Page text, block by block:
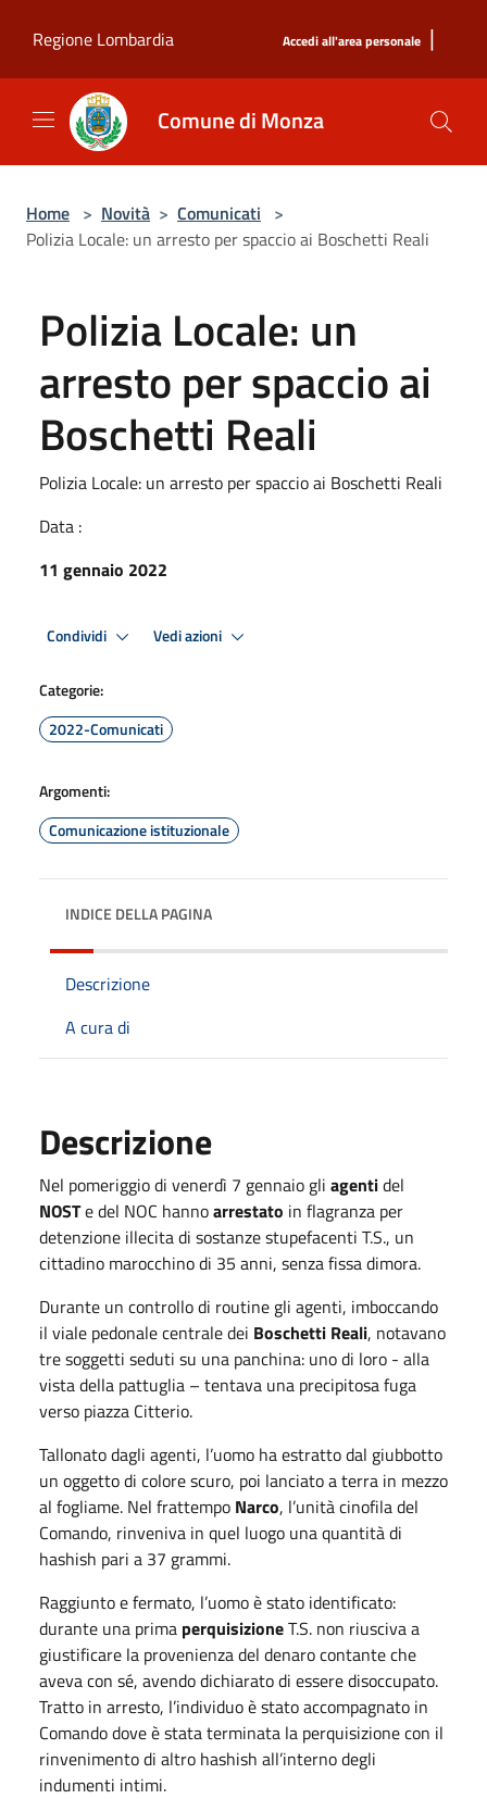
Regione Lombardia
Accedi all'area personale |
Comune di Monza
Home > Novità > Comunicati >
Polizia Locale: un arresto per spaccio ai Boschetti Reali
Polizia Locale: un
arresto per spaccio ai
Boschetti Reali
Polizia Locale: un arresto per spaccio ai Boschetti Reali
Data :
11 gennaio 2022
Condividi Vedi azioni
Categorie:
2022-Comunicati
Argomenti:
Comunicazione istituzionale
INDICE DELLA PAGINA
Descrizione
A cura di
Descrizione
Nel pomeriggio di venerdì 7 gennaio gli agentidel
NOSTe del NOC hannoarrestato in flagranza per
detenzione illecita di sostanze stupefacenti T.S., un
cittadino marocchino di 35 anni, senza fissa dimora.
Durante un controllo di routine gli agenti, imboccando
il viale pedonale centrale dei Boschetti Reali, notavano
tre soggetti seduti su una panchina: uno di loro - alla
vista della pattuglia – tentava una precipitosa fuga
verso piazza Citterio.
Tallonato dagli agenti, l’uomo ha estratto dal giubbotto
un oggetto di colore scuro, poi lanciato a terra in mezzo
al fogliame. Nel frattempo Narco, l’unità cinofila del
Comando, rinveniva in quel luogo una quantità di
hashish pari a 37 grammi.
Raggiunto e fermato, l’uomo è stato identificato:
durante una prima perquisizioneT.S. non riusciva a
giustificare la provenienza del denaro contante che
aveva con sé, avendo dichiarato di essere disoccupato.
Tratto in arresto, l’individuo è stato accompagnato in
Comando dove è stata terminata la perquisizione con il
rinvenimento di altro hashish all’interno degli
indumenti intimi.